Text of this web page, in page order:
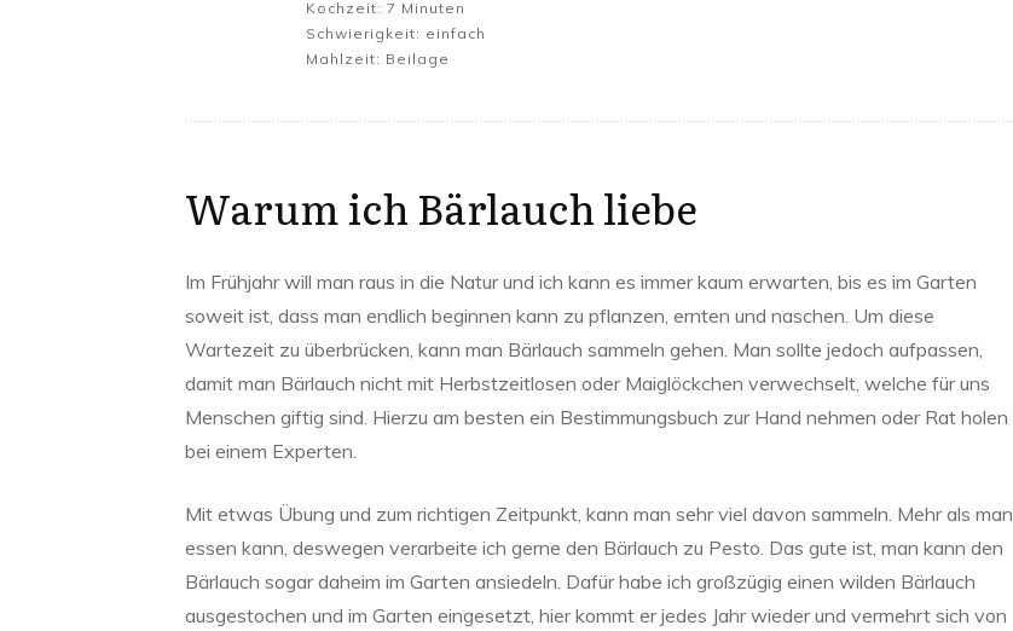
Kochzeit: 7 Minuten
Schwierigkeit: einfach
Mahlzeit: Beilage
Warum ich Bärlauch liebe
Im Frühjahr will man raus in die Natur und ich kann es immer kaum erwarten, bis es im Garten
soweit ist, dass man endlich beginnen kann zu pflanzen, ernten und naschen. Um diese
Wartezeit zu überbrücken, kann man Bärlauch sammeln gehen. Man sollte jedoch aufpassen,
damit man Bärlauch nicht mit Herbstzeitlosen oder Maiglöckchen verwechselt, welche für uns
Menschen giftig sind. Hierzu am besten ein Bestimmungsbuch zur Hand nehmen oder Rat holen
bei einem Experten.
Mit etwas Übung und zum richtigen Zeitpunkt, kann man sehr viel davon sammeln. Mehr als man
essen kann, deswegen verarbeite ich gerne den Bärlauch zu Pesto. Das gute ist, man kann den
Bärlauch sogar daheim im Garten ansiedeln. Dafür habe ich großzügig einen wilden Bärlauch
ausgestochen und im Garten eingesetzt, hier kommt er jedes Jahr wieder und vermehrt sich von